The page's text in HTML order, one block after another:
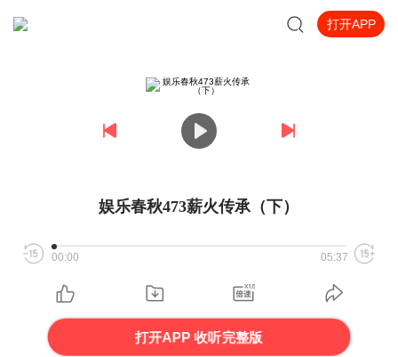
打开APP
娱乐春秋473薪火传承（下）
00:00 05:37
打开APP 收听完整版